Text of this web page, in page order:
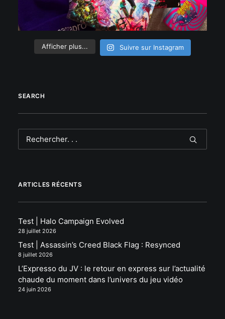
Afficher plus... Suivre sur Instagram
SEARCH
ARTICLES RÉCENTS
Test | Halo Campaign Evolved
28 juillet 2026
Test | Assassin’s Creed Black Flag : Resynced
8 juillet 2026
L’Expresso du JV : le retour en express sur l’actualité
chaude du moment dans l’univers du jeu vidéo
24 juin 2026